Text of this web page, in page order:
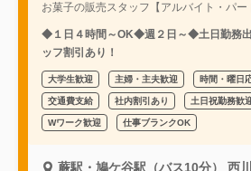
お菓子の販売スタッフ【アルバイト・パー
◆１日４時間～OK◆週２日～◆土日勤務
ッフ割引あり！
大学生歓迎 主婦・主夫歓迎 時間・曜日
交通費支給 社内割引あり 土日祝勤務歓
Wワーク歓迎 仕事ブランクOK
蕨駅・鳩ケ谷駅（バス10分） 西